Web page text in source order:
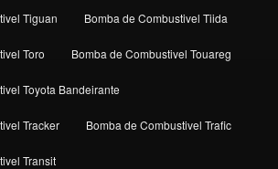
Tiguan Bomba de Combustivel Tiida
Toro Bomba de Combustivel Touareg
Toyota Bandeirante
Tracker Bomba de Combustivel Trafic
Transit